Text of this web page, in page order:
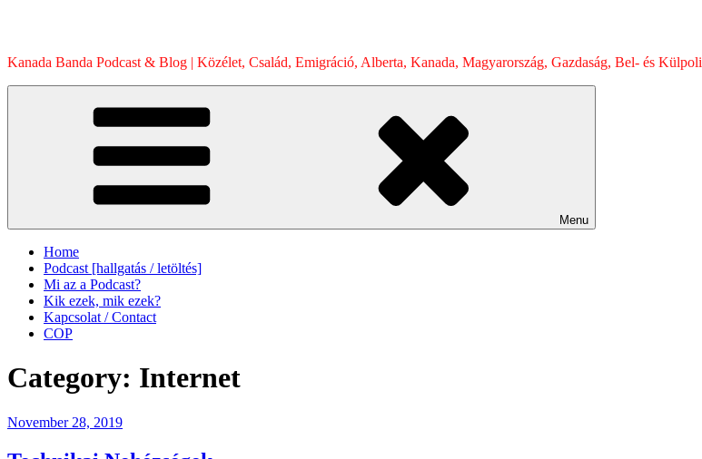
Kanada Banda Podcast & Blog | Közélet, Család, Emigráció, Alberta, Kanada, Magyarország, Gazdaság, Bel- és
Menu
Home
Podcast [hallgatás / letöltés]
Mi az a Podcast?
Kik ezek, mik ezek?
Kapcsolat / Contact
COP
Category: Internet
Posted
November 28, 2019